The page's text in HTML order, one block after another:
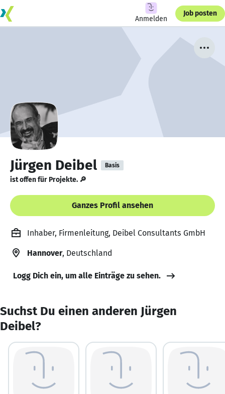
Anmelden
Job posten
Jürgen Deibel Basis
ist offen für Projekte. 🔎
Ganzes Profil ansehen
Inhaber, Firmenleitung, Deibel Consultants GmbH
Hannover, Deutschland
Logg Dich ein, um alle Einträge zu sehen.
Suchst Du einen anderen Jürgen
Deibel?